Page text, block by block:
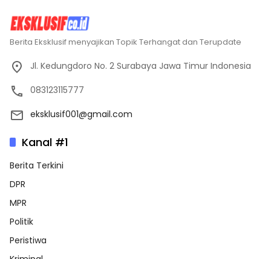
Berita Eksklusif menyajikan Topik Terhangat dan Terupdate
Jl. Kedungdoro No. 2 Surabaya Jawa Timur Indonesia
083123115777
eksklusif001@gmail.com
Kanal #1
Berita Terkini
DPR
MPR
Politik
Peristiwa